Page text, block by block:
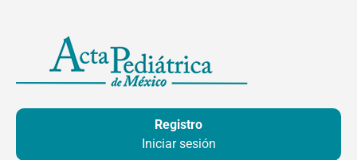
contenido
Registro
Iniciar sesión